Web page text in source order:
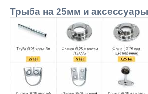
Трыба на 25мм и аксессуары